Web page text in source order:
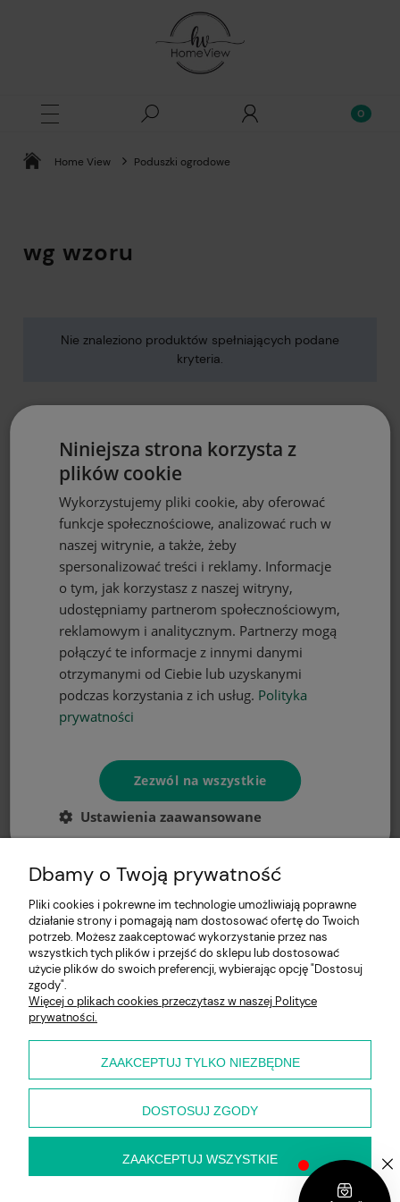
Home View Poduszki ogrodowe
wg wzoru
Nie znaleziono produktów spełniających podane
kryteria.
Pomoc
Moje konto
Płatności i dostawa
Dbamy o Twoją prywatność
Pliki cookies i pokrewne im technologie umożliwiają poprawne
działanie strony i pomagają nam dostosować ofertę do Twoich
potrzeb. Możesz zaakceptować wykorzystanie przez nas
wszystkich tych plików i przejść do sklepu lub dostosować
użycie plików do swoich preferencji, wybierając opcję "Dostosuj
zgody".
Więcej o plikach cookies przeczytasz w naszej Polityce
prywatności.
ZAAKCEPTUJ TYLKO NIEZBĘDNE
DOSTOSUJ ZGODY
ZAAKCEPTUJ WSZYSTKIE
Niniejsza strona korzysta z
plików cookie
Wykorzystujemy pliki cookie, aby oferować
funkcje społecznościowe, analizować ruch w
naszej witrynie, a także, żeby
spersonalizować treści i reklamy. Informacje
o tym, jak korzystasz z naszej witryny,
udostępniamy partnerom społecznościowym,
reklamowym i analitycznym. Partnerzy mogą
połączyć te informacje z innymi danymi
otrzymanymi od Ciebie lub uzyskanymi
podczas korzystania z ich usług. Polityka
prywatności
Zezwól na wszystkie
Ustawienia zaawansowane